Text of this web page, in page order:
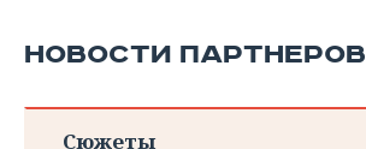
НОВОСТИ ПАРТНЕРОВ
Сюжеты